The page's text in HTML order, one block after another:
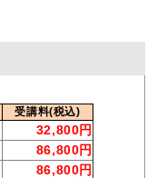
受講料(税込)
32,800円
86,800円
86,800円